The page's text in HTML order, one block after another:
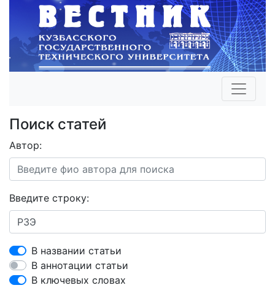
Поиск статей
Автор:
Введите строку:
В названии статьи
В аннотации статьи
В ключевых словах